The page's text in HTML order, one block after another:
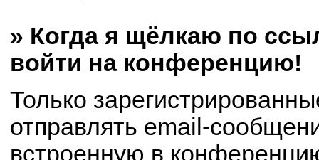
» Когда я щёлкаю по
войти на конференцию!
Только
отправлять email-
встроенную в